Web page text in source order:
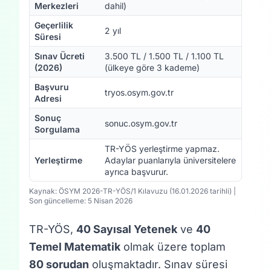
Merkezleri
dahil)
Geçerlilik
Süresi
2 yıl
Sınav Ücreti
(2026)
3.500 TL / 1.500 TL / 1.100 TL
(ülkeye göre 3 kademe)
Başvuru
Adresi
tryos.osym.gov.tr
Sonuç
Sorgulama
sonuc.osym.gov.tr
Yerleştirme
TR-YÖS yerleştirme yapmaz.
Adaylar puanlarıyla üniversitelere
ayrıca başvurur.
Kaynak: ÖSYM 2026-TR-YÖS/1 Kılavuzu (16.01.2026 tarihli) |
Son güncelleme: 5 Nisan 2026
TR-YÖS, 40 Sayısal Yetenek ve 40
Temel Matematik olmak üzere toplam
80 sorudan oluşmaktadır. Sınav süresi